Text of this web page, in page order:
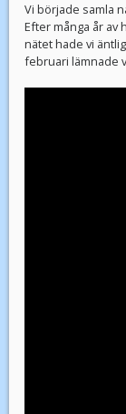
Vi började samla
Efter många år av
nätet hade vi
februari lämnade